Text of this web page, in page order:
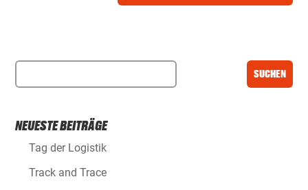
NEUESTE BEITRÄGE
Tag der Logistik
Track and Trace